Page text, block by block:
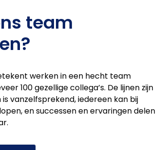
team
werken in een hecht team
100 gezellige collega’s. De lijnen zijn
vanzelfsprekend, iedereen kan bij
en successen en ervaringen delen